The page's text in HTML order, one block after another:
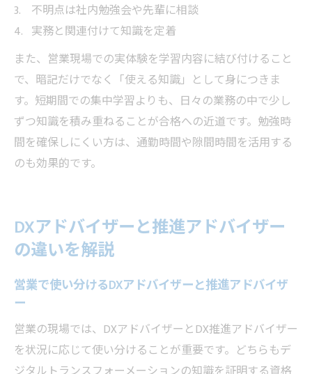
不明点は社内勉強会や先輩に相談
実務と関連付けて知識を定着
また、営業現場での実体験を学習内容に結び付けること
で、暗記だけでなく「使える知識」として身につきま
す。短期間での集中学習よりも、日々の業務の中で少し
ずつ知識を積み重ねることが合格への近道です。勉強時
間を確保しにくい方は、通勤時間や隙間時間を活用する
のも効果的です。
DXアドバイザーと推進アドバイザー
の違いを解説
営業で使い分けるDXアドバイザーと推進アドバイザ
ー
営業の現場では、DXアドバイザーとDX推進アドバイザー
を状況に応じて使い分けることが重要です。どちらもデ